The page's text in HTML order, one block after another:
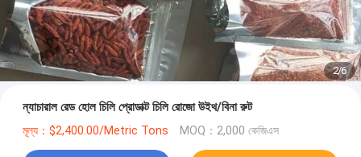
2/6
ন্যাচারাল রেড হোল চিলি প্রোডাক্ট চিলি রোজো উইথ/বিনা রুট
মূল্য：$2,400.00/Metric Tons MOQ：2,000 কেজিএস